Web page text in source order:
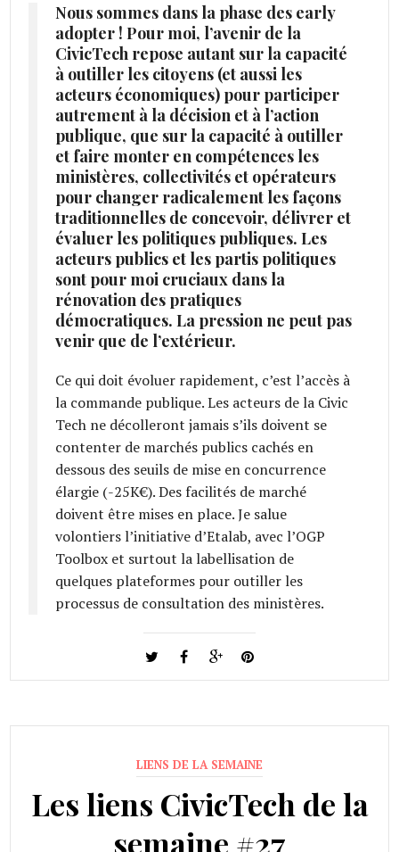
Nous sommes dans la phase des early
adopter ! Pour moi, l’avenir de la
CivicTech repose autant sur la capacité
à outiller les citoyens (et aussi les
acteurs économiques) pour participer
autrement à la décision et à l’action
publique, que sur la capacité à outiller
et faire monter en compétences les
ministères, collectivités et opérateurs
pour changer radicalement les façons
traditionnelles de concevoir, délivrer et
évaluer les politiques publiques. Les
acteurs publics et les partis politiques
sont pour moi cruciaux dans la
rénovation des pratiques
démocratiques. La pression ne peut pas
venir que de l’extérieur.
Ce qui doit évoluer rapidement, c’est l’accès à
la commande publique. Les acteurs de la Civic
Tech ne décolleront jamais s’ils doivent se
contenter de marchés publics cachés en
dessous des seuils de mise en concurrence
élargie (-25K€). Des facilités de marché
doivent être mises en place. Je salue
volontiers l’initiative d’Etalab, avec l’OGP
Toolbox et surtout la labellisation de
quelques plateformes pour outiller les
processus de consultation des ministères.
LIENS DE LA SEMAINE
Les liens CivicTech de la
semaine #27